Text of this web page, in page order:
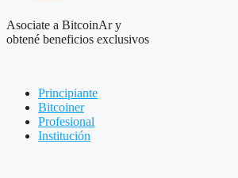
Asociate a BitcoinAr y
obtené beneficios exclusivos
Principiante
Bitcoiner
Profesional
Institución